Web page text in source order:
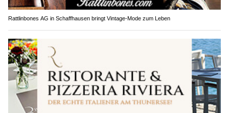
Rattlinbones AG in Schaffhausen bringt Vintage-Mode zum Leben